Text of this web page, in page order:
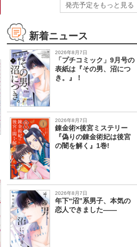
発売予定をもっと見る
新着ニュース
2026年8月7日
「プチコミック」9月号の
表紙は『その男、沼につ
き。』！
2026年8月7日
錬金術×後宮ミステリー
『偽りの錬金術妃は後宮
の闇を解く』1巻!
2026年8月7日
年下“沼”系男子、本気の
恋人できました――